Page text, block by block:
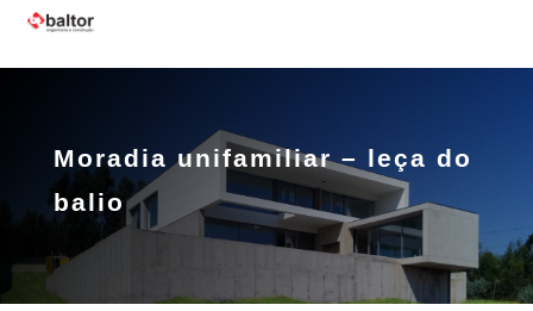
Moradia unifamiliar – leça do
balio